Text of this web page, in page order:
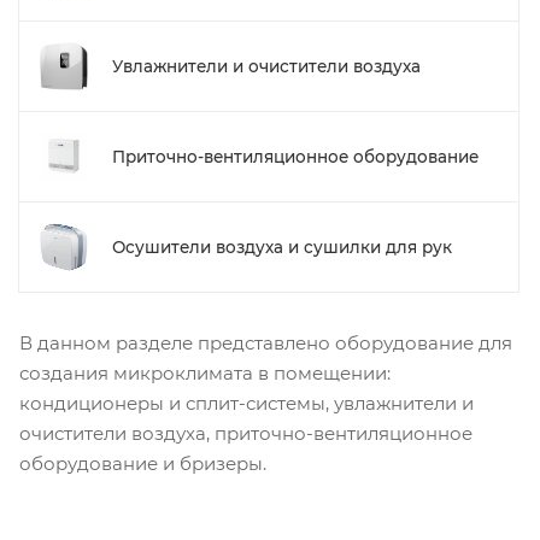
Увлажнители и очистители воздуха
Приточно-вентиляционное оборудование
Осушители воздуха и сушилки для рук
В данном разделе представлено оборудование для
создания микроклимата в помещении:
кондиционеры и сплит-системы, увлажнители и
очистители воздуха, приточно-вентиляционное
оборудование и бризеры.